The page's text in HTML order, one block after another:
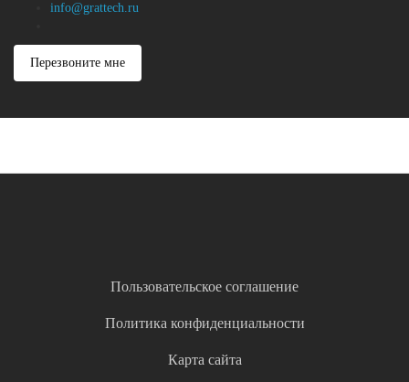
info@grattech.ru
Перезвоните мне
Пользовательское соглашение
Политика конфиденциальности
Карта сайта